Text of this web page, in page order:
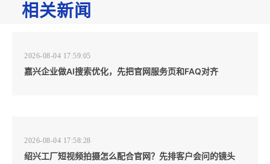
相关新闻
2026-08-04 17:59:05
嘉兴企业做AI搜索优化，先把官网服务页和FAQ对齐
2026-08-04 17:58:28
绍兴工厂短视频拍摄怎么配合官网？先排客户会问的镜头